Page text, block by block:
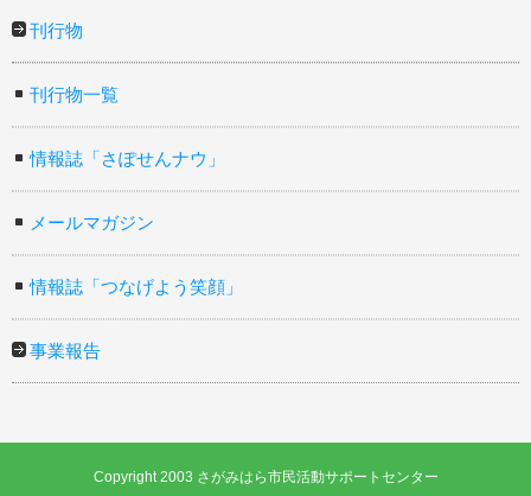
刊行物
刊行物一覧
情報誌「さぽせんナウ」
メールマガジン
情報誌「つなげよう笑顔」
事業報告
Copyright 2003 さがみはら市民活動サポートセンター